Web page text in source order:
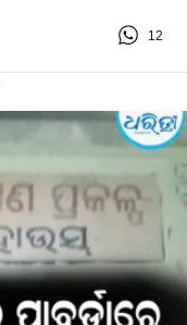
12